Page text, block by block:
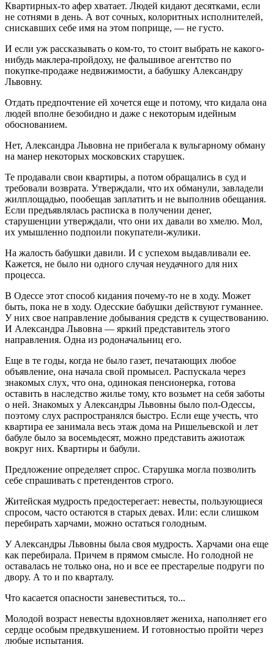
Квартирных-то афер хватает. Людей кидают десятками, если
не сотнями в день. А вот сочных, колоритных исполнителей,
снискавших себе имя на этом поприще, — не густо.
И если уж рассказывать о ком-то, то стоит выбрать не какого-
нибудь маклера-пройдоху, не фальшивое агентство по
покупке-продаже недвижимости, а бабушку Александру
Львовну.
Отдать предпочтение ей хочется еще и потому, что кидала она
людей вполне безобидно и даже с некоторым идейным
обоснованием.
Нет, Александра Львовна не прибегала к вульгарному обману
на манер некоторых московских старушек.
Те продавали свои квартиры, а потом обращались в суд и
требовали возврата. Утверждали, что их обманули, завладели
жилплощадью, пообещав заплатить и не выполнив обещания.
Если предъявлялась расписка в получении денег,
старушенции утверждали, что они их давали во хмелю. Мол,
их умышленно подпоили покупатели-жулики.
На жалость бабушки давили. И с успехом выдавливали ее.
Кажется, не было ни одного случая неудачного для них
процесса.
В Одессе этот способ кидания почему-то не в ходу. Может
быть, пока не в ходу. Одесские бабушки действуют гуманнее.
У них свое направление добывания средств к существованию.
И Александра Львовна — яркий представитель этого
направления. Одна из родоначальниц его.
Еще в те годы, когда не было газет, печатающих любое
объявление, она начала свой промысел. Распускала через
знакомых слух, что она, одинокая пенсионерка, готова
оставить в наследство жилье тому, кто возьмет на себя заботы
о ней. Знакомых у Александры Львовны было пол-Одессы,
поэтому слух распространялся быстро. Если еще учесть, что
квартира ее занимала весь этаж дома на Ришельевской и лет
бабуле было за восемьдесят, можно представить ажиотаж
вокруг них. Квартиры и бабули.
Предложение определяет спрос. Старушка могла позволить
себе спрашивать с претендентов строго.
Житейская мудрость предостерегает: невесты, пользующиеся
спросом, часто остаются в старых девах. Или: если слишком
перебирать харчами, можно остаться голодным.
У Александры Львовны была своя мудрость. Харчами она еще
как перебирала. Причем в прямом смысле. Но голодной не
оставалась не только она, но и все ее престарелые подруги по
двору. А то и по кварталу.
Что касается опасности заневеститься, то...
Молодой возраст невесты вдохновляет жениха, наполняет его
сердце особым предвкушением. И готовностью пройти через
любые испытания.